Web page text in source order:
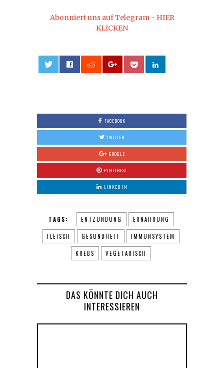
Abonniert uns auf Telegram - HIER
KLICKEN
FACEBOOK
TWITTER
GOOGLE
PINTEREST
LINKED IN
TAGS: ENTZÜNDUNG ERNÄHRUNG
FLEISCH GESUNDHEIT IMMUNSYSTEM
KREBS VEGETARISCH
DAS KÖNNTE DICH AUCH
INTERESSIEREN